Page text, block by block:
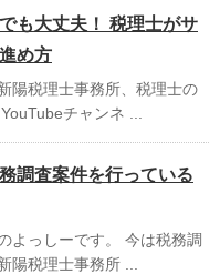
も大丈夫！ 税理士がサ
め方
陽税理士事務所、税理士の
チャンネ ...
調査案件を行っている
よっしーです。 今は税務調
陽税理士事務所 ...